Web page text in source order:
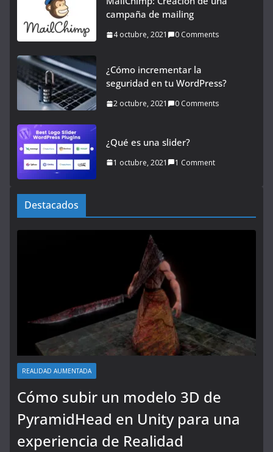
campaña de mailing
4 octubre, 2021 0 Comments
¿Cómo incrementar la
seguridad en tu WordPress?
2 octubre, 2021 0 Comments
¿Qué es una slider?
1 octubre, 2021 1 Comment
Destacados
REALIDAD AUMENTADA
Cómo subir un modelo 3D de
PyramidHead en Unity para una
experiencia de Realidad